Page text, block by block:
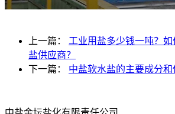
上一篇： 工业用盐多少钱一吨？
盐供应商？
下一篇： 中盐软水盐的主要成分和